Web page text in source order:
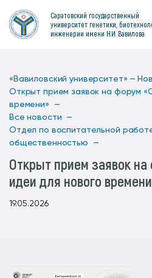
Саратовский государственный
университет генетики,
инженерии имени Н.И. Вавилова
«Вавиловский университет» —
Открыт прием заявок на форум
времени» —
Все новости —
Отдел по воспитательной
общественностью —
Открыт прием заявок
идеи для нового
19.05.2026